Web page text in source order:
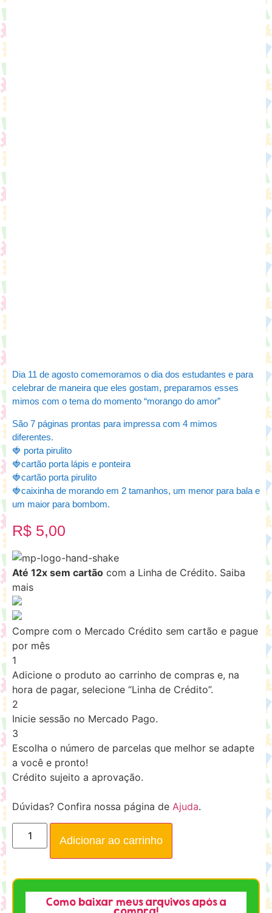
Dia 11 de agosto comemoramos o dia dos estudantes e para
celebrar de maneira que eles gostam, preparamos esses
mimos com o tema do momento “morango do amor”
São 7 páginas prontas para impressa com 4 mimos
diferentes.
🍓 porta pirulito
🍓cartão porta lápis e ponteira
🍓cartão porta pirulito
🍓caixinha de morando em 2 tamanhos, um menor para bala e
um maior para bombom.
R$ 5,00
Até 12x sem cartão com a Linha de Crédito. Saiba
mais
Compre com o Mercado Crédito sem cartão e pague
por mês
1
Adicione o produto ao carrinho de compras e, na
hora de pagar, selecione “Linha de Crédito”.
2
Inicie sessão no Mercado Pago.
3
Escolha o número de parcelas que melhor se adapte
a você e pronto!
Crédito sujeito a aprovação.
Dúvidas? Confira nossa página de Ajuda.
Adicionar ao carrinho
Como baixar meus arquivos após a